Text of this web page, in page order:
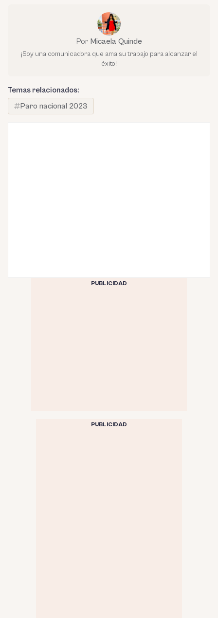
Por Micaela Quinde
¡Soy una comunicadora que ama su trabajo para alcanzar el
éxito!
Temas relacionados:
Paro nacional 2023
PUBLICIDAD
PUBLICIDAD